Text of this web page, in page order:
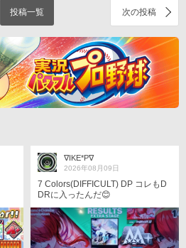
投稿一覧 次の投稿
∇IKE*P∇
2026年08月09日
7 Colors(DIFFICULT) DP コレもD
DRに入ったんだ😊